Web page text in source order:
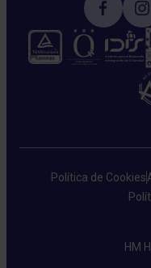
Política de Cookies
HM